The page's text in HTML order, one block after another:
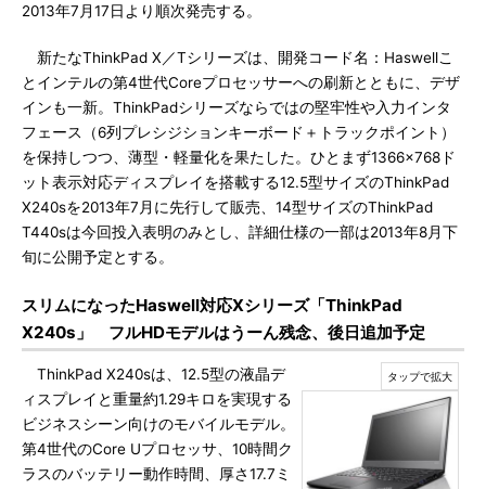
2013年7月17日より順次発売する。
新たなThinkPad X／Tシリーズは、開発コード名：Haswellこ
とインテルの第4世代Coreプロセッサーへの刷新とともに、デザ
インも一新。ThinkPadシリーズならではの堅牢性や入力インタ
フェース（6列プレシジションキーボード＋トラックポイント）
を保持しつつ、薄型・軽量化を果たした。ひとまず1366×768ド
ット表示対応ディスプレイを搭載する12.5型サイズのThinkPad
X240sを2013年7月に先行して販売、14型サイズのThinkPad
T440sは今回投入表明のみとし、詳細仕様の一部は2013年8月下
旬に公開予定とする。
スリムになったHaswell対応Xシリーズ「ThinkPad
X240s」 フルHDモデルはうーん残念、後日追加予定
ThinkPad X240sは、12.5型の液晶デ
ィスプレイと重量約1.29キロを実現する
ビジネスシーン向けのモバイルモデル。
第4世代のCore Uプロセッサ、10時間ク
ラスのバッテリー動作時間、厚さ17.7ミ